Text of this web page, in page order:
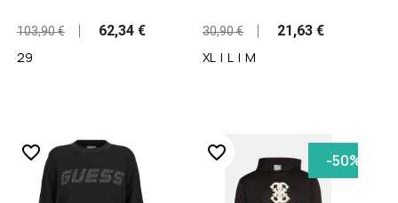
103,90 €
62,34 €
29
30,90 €
21,63 €
XL | L | Μ
favorite_border -50%
favorite_border